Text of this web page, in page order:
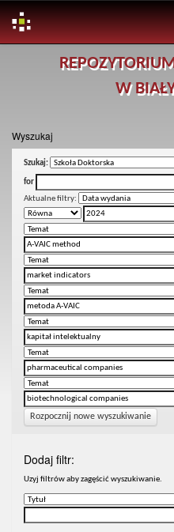
W
Wyszukaj
Szukaj:
for
Aktualne filtry:
Rozpocznij nowe wyszukiwanie
Dodaj filtr:
Uzyj filtrów aby zagęścić wyszukiwanie.